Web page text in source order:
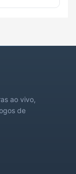
ao vivo,
de